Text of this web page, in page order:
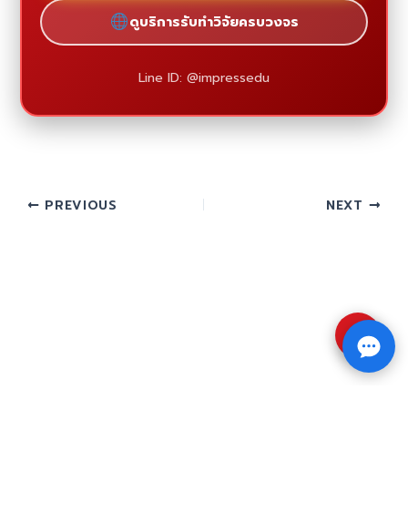
ดูบริการรับทำวิจัยครบวงจร
Line ID: @impressedu
PREVIOUS NEXT
⇧